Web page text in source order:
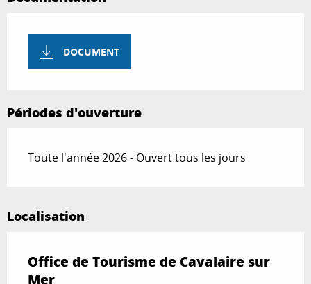
DOCUMENT
Périodes d'ouverture
Toute l'année 2026 - Ouvert tous les jours
Localisation
Office de Tourisme de Cavalaire sur
Mer